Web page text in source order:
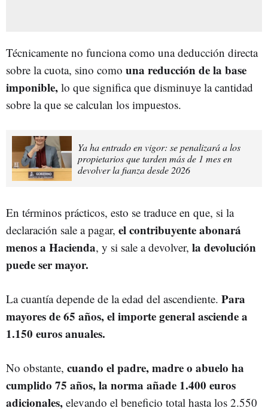
Técnicamente no funciona como una deducción directa
sobre la cuota, sino como una reducción de la base
imponible, lo que significa que disminuye la cantidad
sobre la que se calculan los impuestos.
Ya ha entrado en vigor: se penalizará a los
propietarios que tarden más de 1 mes en
devolver la fianza desde 2026
En términos prácticos, esto se traduce en que, si la
declaración sale a pagar, el contribuyente abonará
menos a Hacienda, y si sale a devolver, la devolución
puede ser mayor.
La cuantía depende de la edad del ascendiente. Para
mayores de 65 años, el importe general asciende a
1.150 euros anuales.
No obstante, cuando el padre, madre o abuelo ha
cumplido 75 años, la norma añade 1.400 euros
adicionales, elevando el beneficio total hasta los 2.550